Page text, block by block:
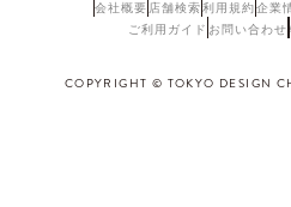
会社概要 店舗検索利用規約企業
ご利用ガイド お問い合わせ
COPYRIGHT © TOKYO DESIGN